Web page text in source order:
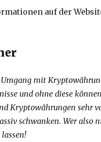
auf der
mit
und ohne diese
Kryptowährungen sehr
schwanken. Wer also